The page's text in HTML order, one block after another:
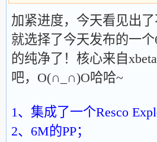
加紧进度，今天看见出
就选择了今天发布的一
的纯净了！核心来自
吧，O(∩_∩)O哈哈~
1、集成了一个Resco
2、6M的PP；